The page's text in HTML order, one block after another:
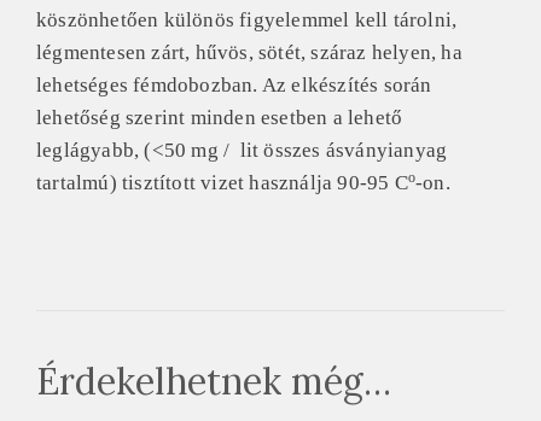
köszönhetően különös figyelemmel kell tárolni,
légmentesen zárt, hűvös, sötét, száraz helyen, ha
lehetséges fémdobozban. Az elkészítés során
lehetőség szerint minden esetben a lehető
leglágyabb, (<50 mg / lit összes ásványianyag
tartalmú) tisztított vizet használja 90-95 Co-on.
Érdekelhetnek még…